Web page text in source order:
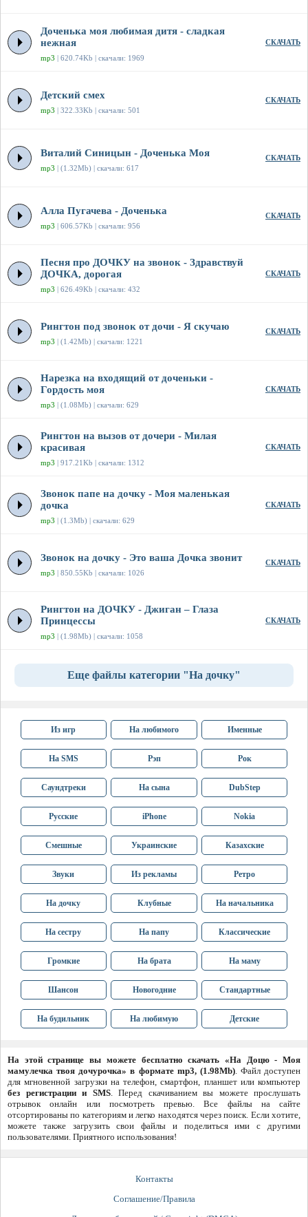
Доченька моя любимая дитя - сладкая
нежная
mp3 | 620.74Kb | скачали: 1969
СКАЧАТЬ
Детский смех
mp3 | 322.33Kb | скачали: 501
СКАЧАТЬ
Виталий Синицын - Доченька Моя
mp3 | (1.32Mb) | скачали: 617
СКАЧАТЬ
Алла Пугачева - Доченька
mp3 | 606.57Kb | скачали: 956
СКАЧАТЬ
Песня про ДОЧКУ на звонок - Здравствуй
ДОЧКА, дорогая
mp3 | 626.49Kb | скачали: 432
СКАЧАТЬ
Рингтон под звонок от дочи - Я скучаю
mp3 | (1.42Mb) | скачали: 1221
СКАЧАТЬ
Нарезка на входящий от доченьки -
Гордость моя
mp3 | (1.08Mb) | скачали: 629
СКАЧАТЬ
Рингтон на вызов от дочери - Милая
красивая
mp3 | 917.21Kb | скачали: 1312
СКАЧАТЬ
Звонок папе на дочку - Моя маленькая
дочка
mp3 | (1.3Mb) | скачали: 629
СКАЧАТЬ
Звонок на дочку - Это ваша Дочка звонит
mp3 | 850.55Kb | скачали: 1026
СКАЧАТЬ
Рингтон на ДОЧКУ - Джиган – Глаза
Принцессы
mp3 | (1.98Mb) | скачали: 1058
СКАЧАТЬ
Еще файлы категории "На дочку"
Из игр На любимого Именные
На SMS Рэп Рок
Саундтреки На сына DubStep
Русские iPhone Nokia
Смешные Украинские Казахские
Звуки Из рекламы Ретро
На дочку Клубные На начальника
На сестру На папу Классические
Громкие На брата На маму
Шансон Новогодние Стандартные
На будильник На любимую Детские
На этой странице вы можете бесплатно скачать «На Доцю - Моя
мамулечка твоя дочурочка» в формате mp3, (1.98Mb). Файл доступен
для мгновенной загрузки на телефон, смартфон, планшет или компьютер
без регистрации и SMS. Перед скачиванием вы можете прослушать
отрывок онлайн или посмотреть превью. Все файлы на сайте
отсортированы по категориям и легко находятся через поиск. Если хотите,
можете также загрузить свои файлы и поделиться ими с другими
пользователями. Приятного использования!
Контакты
Соглашение/Правила